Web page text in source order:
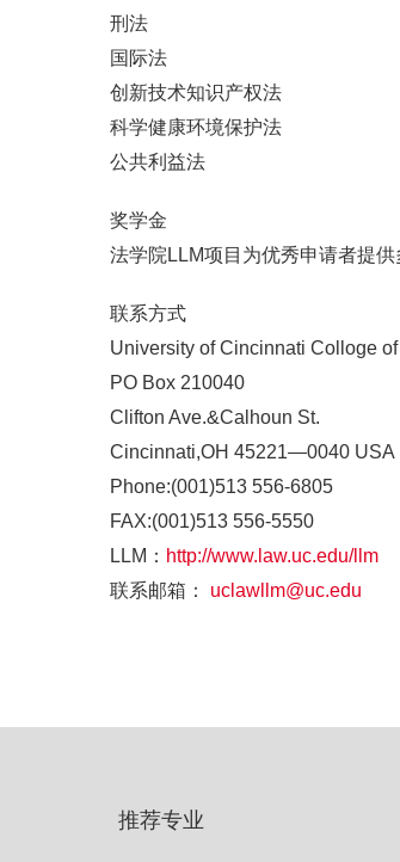
刑法
国际法
创新技术知识产权法
科学健康环境保护法
公共利益法
奖学金
法学院LLM项目为优秀申请者提
联系方式
University of Cincinnati Colloge
PO Box 210040
Clifton Ave.&Calhoun St.
Cincinnati,OH 45221—0040 USA
Phone:(001)513 556-6805
FAX:(001)513 556-5550
LLM： http://www.law.uc.edu/llm
联系邮箱： uclawllm@uc.edu
推荐专业